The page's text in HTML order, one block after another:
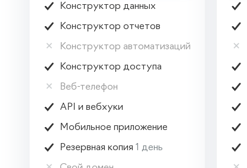

Конструктор данных

Конструктор отчетов

Конструктор автоматизаций

Конструктор доступа

Веб-телефон

API и вебхуки

Мобильное приложение

Резервная копия 1 день







